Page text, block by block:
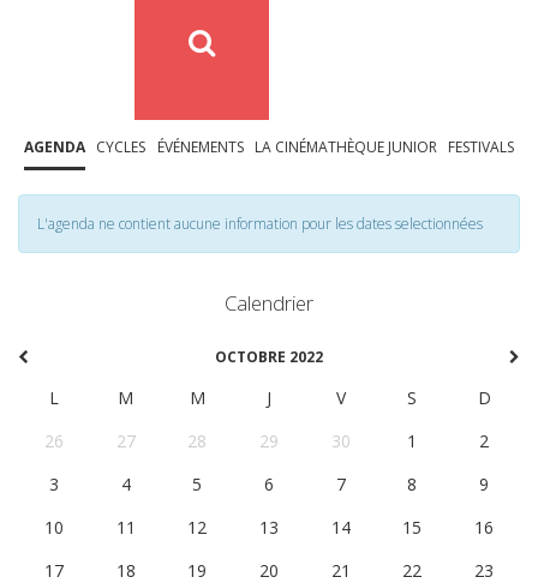
AGENDA CYCLES ÉVÉNEMENTS LA CINÉMATHÈQUE JUNIOR FESTIVALS
L'agenda ne contient aucune information pour les dates selectionnées
Calendrier
OCTOBRE 2022
L M M J V S
D
26
27 28 29 30 1
2
3
4 5 6 7 8
9
10
11 12 13 14 15
16
17
18 19 20 21 22
23